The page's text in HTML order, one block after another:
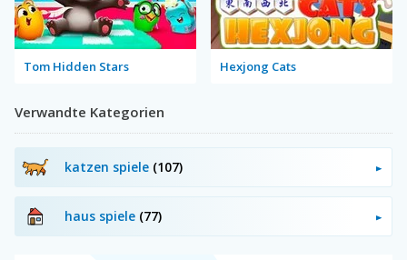
Tom Hidden Stars Hexjong Cats
Verwandte Kategorien
katzen spiele (107)
haus spiele (77)